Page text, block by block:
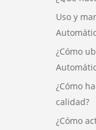
Uso y
¿Cómo
¿Cómo
calidad?
¿Cómo